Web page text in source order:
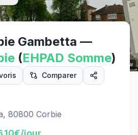
Street View
Gambetta —
(EHPAD Somme)
Comparer
80800 Corbie